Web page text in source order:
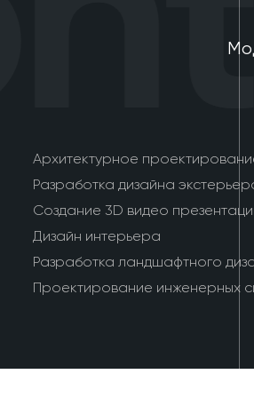
Архитектурное
Разработка дизайна
Создание 3D видео
Дизайн интерьера
Разработка ландшафтного
Проектирование инженерных